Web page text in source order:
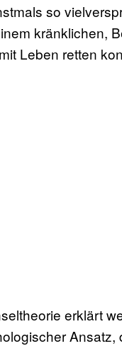
so
kränklichen,
Leben retten
erklärt
Ansatz,